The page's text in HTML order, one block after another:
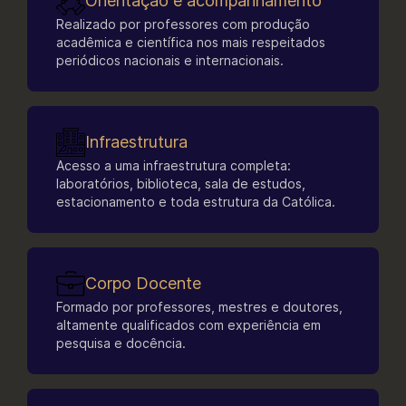
ciência, a educação e o bem-estar da
sociedade.
Nosso diferencial, para além da equipe de
professores, é contar com uma
infraestrutura de excelente qualidade, com
espaços esportivos e laboratórios, tais
como:
Saúde (LEEFS)
Laboratório didático de Fisiologia do Exercício
(LEFE)
Laboratório de Biomecânica do Exercício
(LABIOMEC)
Laboratório de Imagem, Densitometria Óssea,
Realizado por professores com produção
acadêmica e científica nos mais respeitados
periódicos nacionais e internacionais.
Infraestrutura
Acesso a uma infraestrutura completa:
laboratórios, biblioteca, sala de estudos,
estacionamento e toda estrutura da Católica.
Corpo Docente
Formado por professores, mestres e doutores,
altamente qualificados com experiência em
pesquisa e docência.